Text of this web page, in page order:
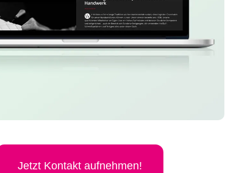
Jetzt Kon­takt aufnehmen!